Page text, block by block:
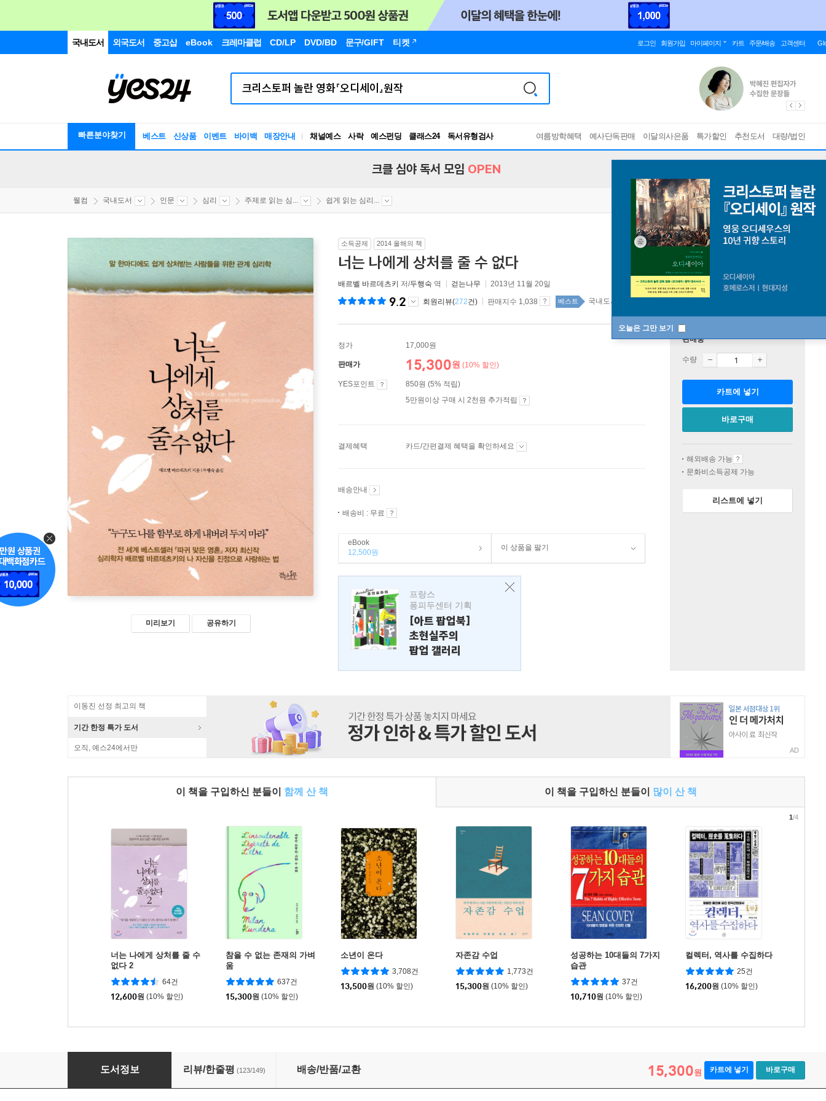
국내도서 외국도서 중고샵 eBook 크레마클럽 CD/LP DVD/BD 문구/GIFT 티켓 로그인 회원가입 마이페이지 카트 주문/배송 고객센터
빠른분야찾기 베스트 신상품 이벤트 바이백 매장안내 채널예스 사락 예스펀딩 클래스24
독서유형검사
RBTI Lab
여름방학혜택 예사단독판매 이달의사은품 특가할인 추천도서 대량/법인
오늘은 그만 보기
크클 심야 독서 모임 OPEN
웰컴 국내도서 인문 심리 주제로 읽는 심... 쉽게 읽는 심리...
미리보기 공유하기
소득공제 2014 올해의 책
너는 나에게 상처를 줄 수 없다
배르벨 바르데츠키 저/두행숙 역 걷는나무 2013년 11월 20일
9.2 회원리뷰(272건) 판매지수 1,038 베스트 국내도서 top20 9주
정가 17,000원
판매가 15,300원 (10% 할인)
YES포인트
850원 (5% 적립)
5만원이상 구매 시 2천원 추가적립
결제혜택 카드/간편결제 혜택을 확인하세요
배송안내
배송비 : 무료
eBook
12,500원
이 상품을 팔기
프랑스
퐁피두센터 기획
[아트 팝업북]
초현실주의
팝업 갤러리
판매중
수량
카트에 넣기
바로구매
해외배송 가능
문화비소득공제 가능
리스트에 넣기
이동진 선정 최고의 책
기간 한정 특가 도서
오직, 예스24에서만 AD
이 책을 구입하신 분들이 함께 산 책 이 책을 구입하신 분들이 많이 산 책
너는 나에게 상처를 줄 수
없다 2
64건
12,600원 (10% 할인)
참을 수 없는 존재의 가벼
움
637건
15,300원 (10% 할인)
소년이 온다
3,708건
13,500원 (10% 할인)
자존감 수업
1,773건
15,300원 (10% 할인)
성공하는 10대들의 7가지
습관
37건
10,710원 (10% 할인)
컬렉터, 역사를 수집하다
25건
16,200원 (10% 할인)
1/4
너는 나에게 상처를 줄 수 없다
도서정보 리뷰/한줄평 (123/149) 배송/반품/교환 15,300원 카트에 넣기 바로구매